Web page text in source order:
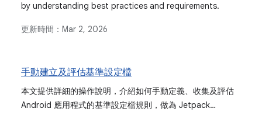
by understanding best practices and requirements.
更新時間： Mar 2, 2026
手動建立及評估基準設定檔
本文提供詳細的操作說明，介紹如何手動定義、收集及評估
Android 應用程式的基準設定檔規則，做為 Jetpack